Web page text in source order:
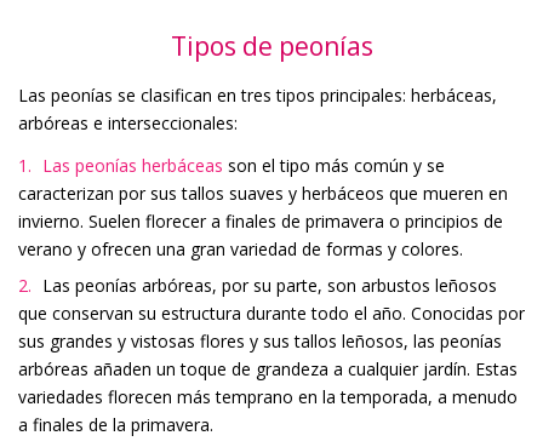
Tipos de peonías
Las peonías se clasifican en tres tipos principales: herbáceas,
arbóreas e interseccionales:
Las peonías herbáceas son el tipo más común y se
caracterizan por sus tallos suaves y herbáceos que mueren en
invierno. Suelen florecer a finales de primavera o principios de
verano y ofrecen una gran variedad de formas y colores.
Las peonías arbóreas, por su parte, son arbustos leñosos
que conservan su estructura durante todo el año. Conocidas por
sus grandes y vistosas flores y sus tallos leñosos, las peonías
arbóreas añaden un toque de grandeza a cualquier jardín. Estas
variedades florecen más temprano en la temporada, a menudo
a finales de la primavera.